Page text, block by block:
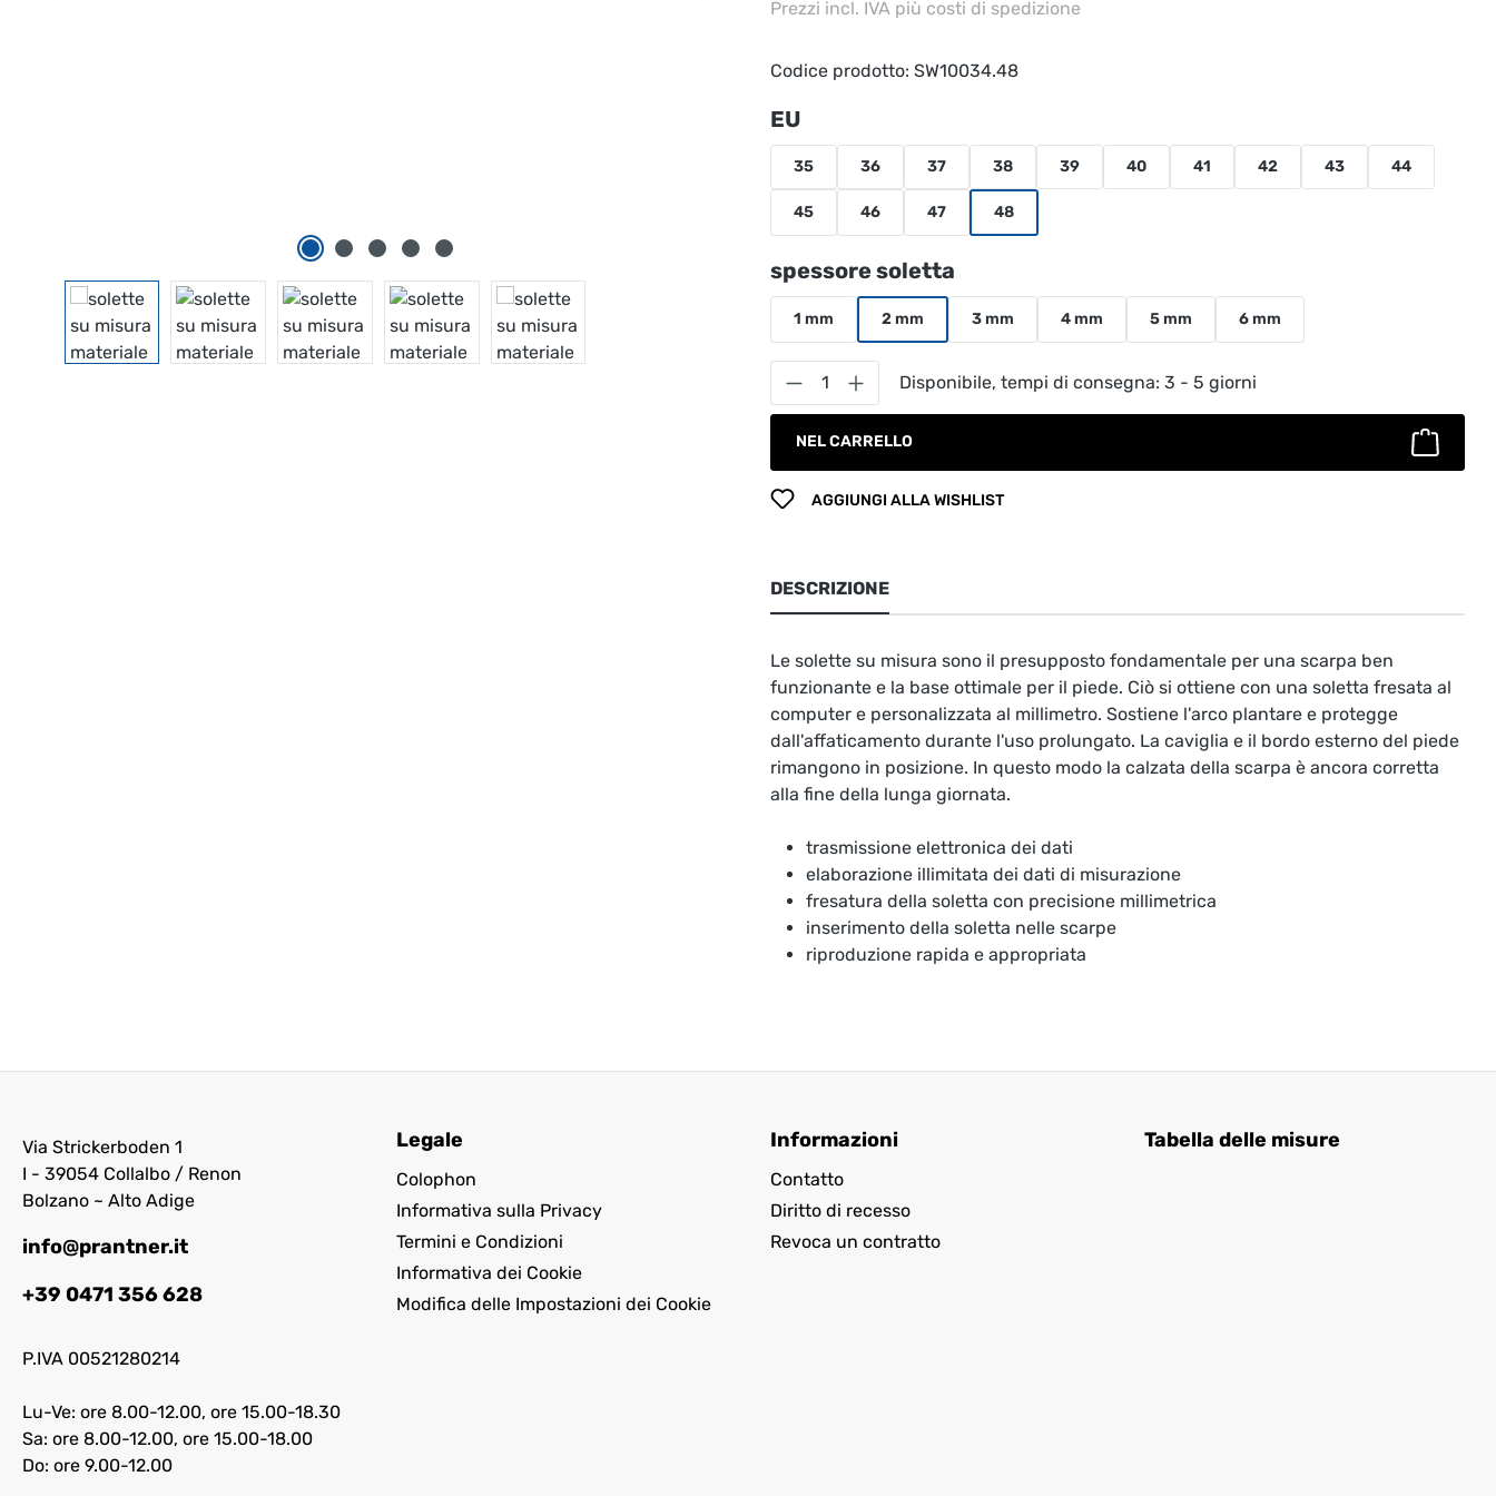
Prezzi incl. IVA più costi di spedizione
Codice prodotto: SW10034.48
Seleziona
EU
35 36 37 38 39 40 41 42 43 44
45 46 47 48
Seleziona
spessore soletta
1 mm 2 mm 3 mm 4 mm 5 mm 6 mm
Quantità del prodotto: inserisci la quantità desiderata o
Disponibile, tempi di consegna: 3 - 5 giorni
NEL CARRELLO
AGGIUNGI ALLA WISHLIST
DESCRIZIONE
Le solette su misura sono il presupposto fondamentale per una scarpa ben
funzionante e la base ottimale per il piede. Ciò si ottiene con una soletta fresata al
computer e personalizzata al millimetro. Sostiene l'arco plantare e protegge
dall'affaticamento durante l'uso prolungato. La caviglia e il bordo esterno del piede
rimangono in posizione. In questo modo la calzata della scarpa è ancora corretta
alla fine della lunga giornata.
trasmissione elettronica dei dati
elaborazione illimitata dei dati di misurazione
fresatura della soletta con precisione millimetrica
inserimento della soletta nelle scarpe
riproduzione rapida e appropriata
Via Strickerboden 1
I - 39054 Collalbo / Renon
Bolzano ~ Alto Adige
info@prantner.it
+39 0471 356 628
P.IVA 00521280214
Lu-Ve: ore 8.00-12.00, ore 15.00-18.30
Sa: ore 8.00-12.00, ore 15.00-18.00
Do: ore 9.00-12.00
Legale
Colophon
Informativa sulla Privacy
Termini e Condizioni
Informativa dei Cookie
Modifica delle Impostazioni dei Cookie
Informazioni
Contatto
Diritto di recesso
Revoca un contratto
Tabella delle misure